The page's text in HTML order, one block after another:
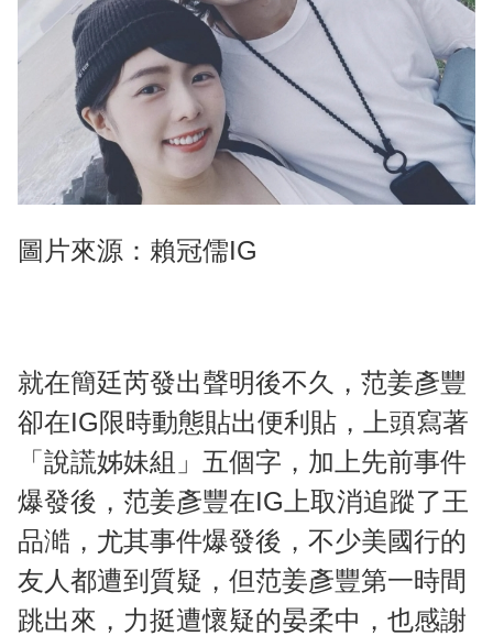
圖片來源：賴冠儒IG
就在簡廷芮發出聲明後不久，范姜彥豐
卻在IG限時動態貼出便利貼，上頭寫著
「說謊姊妹組」五個字，加上先前事件
爆發後，范姜彥豐在IG上取消追蹤了王
品澔，尤其事件爆發後，不少美國行的
友人都遭到質疑，但范姜彥豐第一時間
跳出來，力挺遭懷疑的晏柔中，也感謝